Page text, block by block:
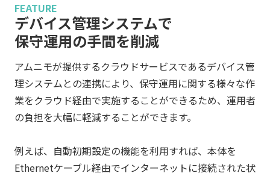
FEATURE
デバイス管理システムで
保守運用の手間を削減
アムニモが提供するクラウドサービスであるデバイス管
理システムとの連携により、保守運用に関する様々な作
業をクラウド経由で実施することができるため、運用者
の負担を大幅に軽減することができます。
例えば、自動初期設定の機能を利用すれば、本体を
Ethernetケーブル経由でインターネットに接続された状